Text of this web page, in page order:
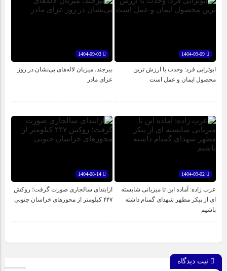
1404-09-09
ابوترابی فرد: وحدت با ارزش ترین
محصول ایمان و عمل است
بیرجند، میزبان لاله‌های بی‌نشان در روز
عزای مادر
1404-09-02
عرب زاده: آماده این تا میزبانی شایسته
ای از پیکر مطهر شهدای گمنام داشته
باشیم
ازابتدای سالجاری صورت گرفت؛ روکش
۴۴۷ کیلومتر از محورهای خراسان جنوبی
ثبت دیدگاه